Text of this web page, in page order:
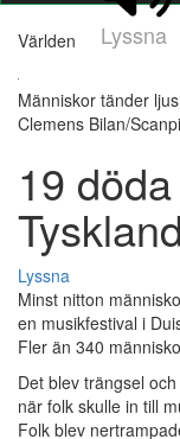
Lyssna
Världen
Människor tänder
Clemens Bilan/
19
Tyskland
Lyssna
Minst nitton
en musikfestival i
Fler än 340
Det blev trängsel
när folk skulle in till
Folk blev